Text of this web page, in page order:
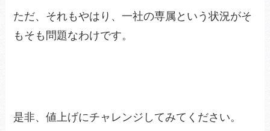
ただ、それもやはり、一社の専属という状況がそ
もそも問題なわけです。
是非、値上げにチャレンジしてみてください。